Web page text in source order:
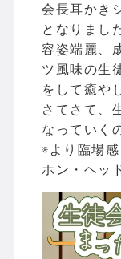
会長耳かき
となりまし
容姿端麗、
ツ風味の生
をして癒や
さてさて、
なっていく
※より臨場
ホン・ヘッ